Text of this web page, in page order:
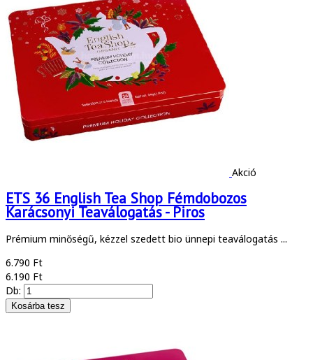
Akció
ETS 36 English Tea Shop Fémdobozos
Karácsonyi Teaválogatás - Piros
Prémium minőségű, kézzel szedett bio ünnepi teaválogatás ...
6.790 Ft
6.190 Ft
Db: